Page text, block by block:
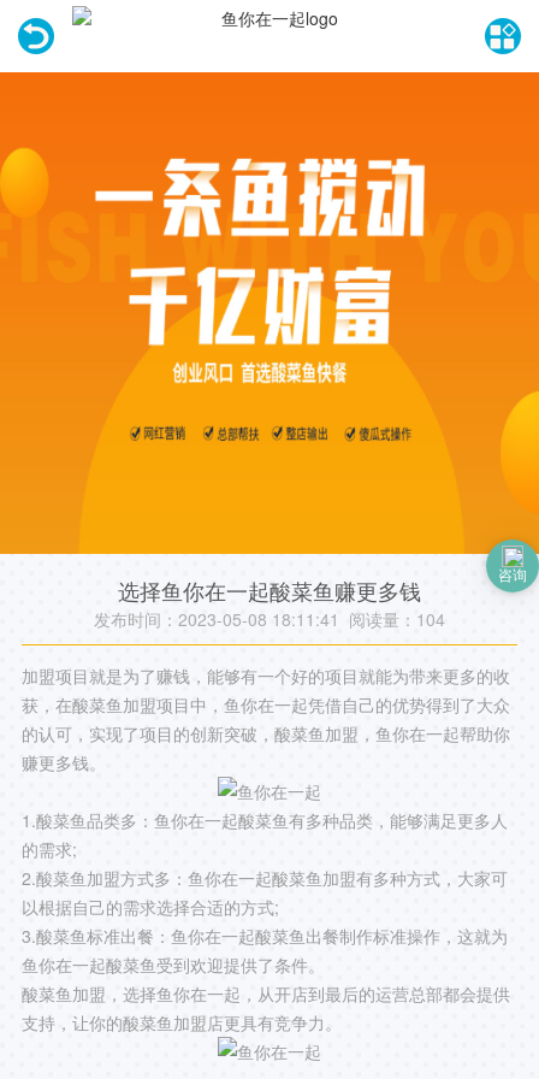
选择鱼你在一起酸菜鱼赚更多钱
发布时间：2023-05-08 18:11:41 阅读量： 104
加盟项目就是为了赚钱，能够有一个好的项目就能为带来更多的收
获，在酸菜鱼加盟项目中，鱼你在一起凭借自己的优势得到了大众
的认可，实现了项目的创新突破，酸菜鱼加盟，鱼你在一起帮助你
赚更多钱。
1.酸菜鱼品类多：鱼你在一起酸菜鱼有多种品类，能够满足更多人
的需求;
2.酸菜鱼加盟方式多：鱼你在一起酸菜鱼加盟有多种方式，大家可
以根据自己的需求选择合适的方式;
3.酸菜鱼标准出餐：鱼你在一起酸菜鱼出餐制作标准操作，这就为
鱼你在一起酸菜鱼受到欢迎提供了条件。
酸菜鱼加盟，选择鱼你在一起，从开店到最后的运营总部都会提供
支持，让你的酸菜鱼加盟店更具有竞争力。
咨询